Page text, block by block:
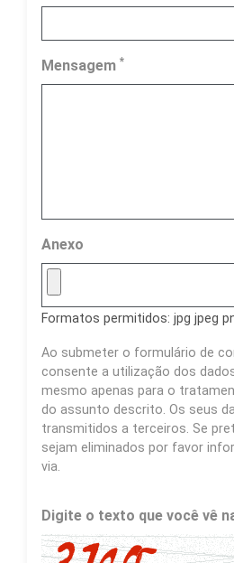
Mensagem *
Anexo
Formatos permitidos: jpg jpeg
Ao submeter o formulário de
consente a utilização dos
mesmo apenas para o
do assunto descrito. Os seus
transmitidos a terceiros. Se
sejam eliminados por favor
via.
Digite o texto que você vê